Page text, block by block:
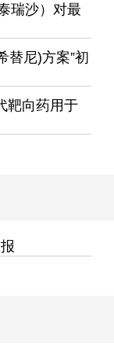
瑞沙）对最
替尼)方案”初
靶向药用于